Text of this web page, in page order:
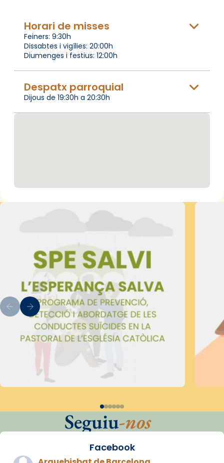
Horari de misses
Feiners: 9:30h
Dissabtes i vigílies: 20:00h
Diumenges i festius: 12:00h
Despatx parroquial
Dijous de 19:30h a 20:30h
Seguiu-nos
Facebook